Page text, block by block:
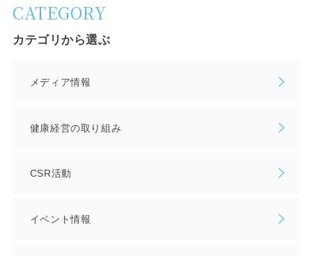
CATEGORY
カテゴリから選ぶ
メディア情報
健康経営の取り組み
CSR活動
イベント情報